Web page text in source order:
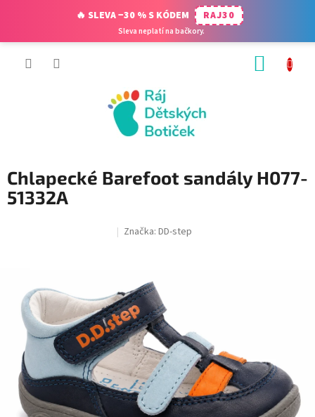
Chlapecké Barefoot sandály H077-
51332A
Značka: DD-step
🔥 SLEVA −30 % S KÓDEM RAJ30
Sleva neplatí na bačkory.